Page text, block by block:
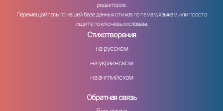
редакторов.
Перемещайтесь по нашей базе данных стихов по темам, языкам, или просто
ищите по ключевым словам.
Стихотворения
на русском
на украинском
на английском
Обратная связь